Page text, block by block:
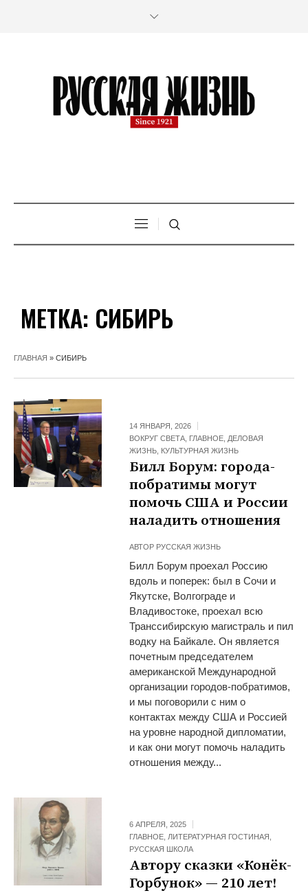
МЕТКА: СИБИРЬ
ГЛАВНАЯ » СИБИРЬ
14 ЯНВАРЯ, 2026
ВОКРУГ СВЕТА ГЛАВНОЕ ДЕЛОВАЯ
ЖИЗНЬ КУЛЬТУРНАЯ ЖИЗНЬ
Билл Борум: города-
побратимы могут
помочь США и России
наладить отношения
АВТОР РУССКАЯ ЖИЗНЬ
Билл Борум проехал Россию
вдоль и поперек: был в Сочи и
Якутске, Волгограде и
Владивостоке, проехал всю
Транссибирскую магистраль и пил
водку на Байкале. Он является
почетным председателем
американской Международной
организации городов-побратимов,
и мы поговорили с ним о
контактах между США и Россией
на уровне народной дипломатии,
и как они могут помочь наладить
отношения между...
6 АПРЕЛЯ, 2025
ГЛАВНОЕ ЛИТЕРАТУРНАЯ ГОСТИНАЯ
РУССКАЯ ШКОЛА
Автору сказки «Конёк-
Горбунок» — 210 лет!